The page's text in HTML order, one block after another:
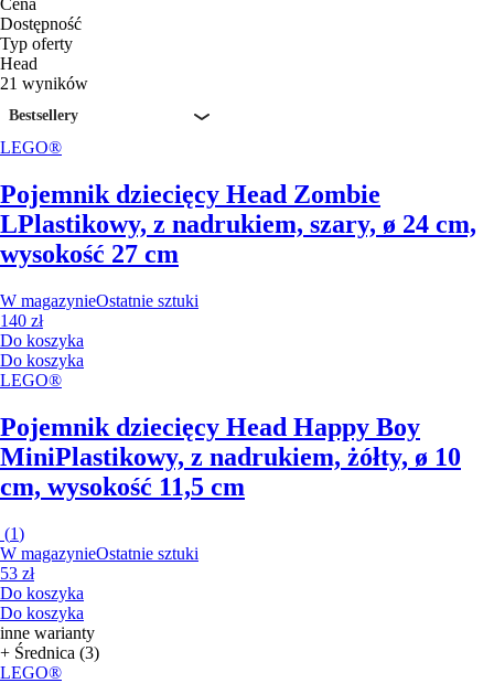
Dostępność
Typ oferty
Head
21 wyników
Bestsellery
LEGO®
Pojemnik dziecięcy Head Zombie
LPlastikowy, z nadrukiem, szary, ø 24 cm,
wysokość 27 cm
W magazynieOstatnie sztuki
140 zł
Do koszyka
Do koszyka
LEGO®
Pojemnik dziecięcy Head Happy Boy
MiniPlastikowy, z nadrukiem, żółty, ø 10
cm, wysokość 11,5 cm
(1)
W magazynieOstatnie sztuki
53 zł
Do koszyka
Do koszyka
inne warianty
+ Średnica (3)
LEGO®